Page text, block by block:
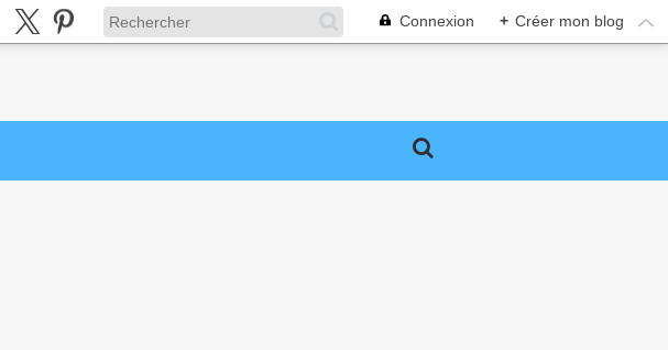
Connexion + Créer mon blog